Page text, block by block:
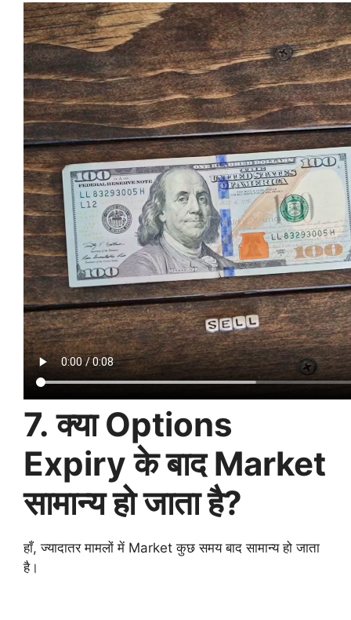
7. क्या Options
Expiry के बाद Market
सामान्य हो जाता है?
हाँ, ज्यादातर मामलों में Market कुछ समय बाद सामान्य हो जाता
है।